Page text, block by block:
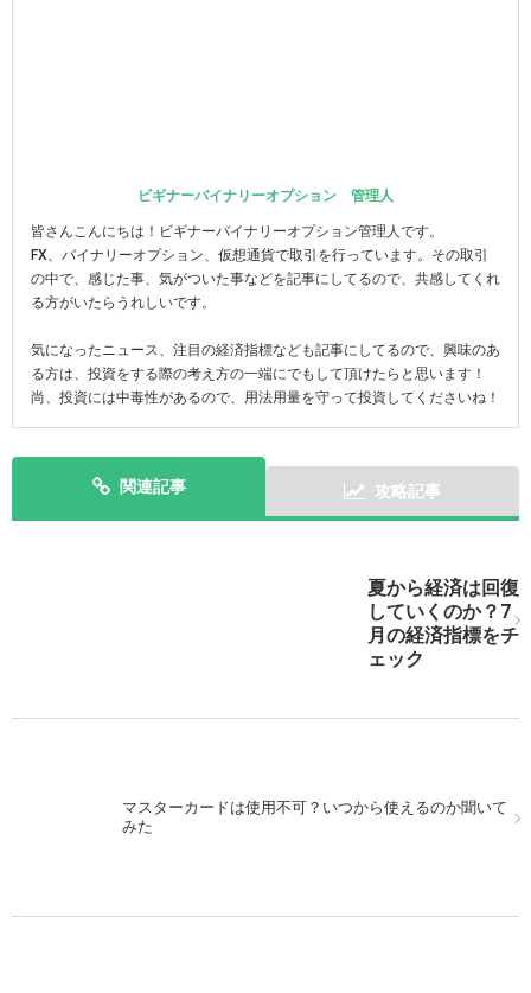
ビギナーバイナリーオプション 管理人
皆さんこんにちは！ビギナーバイナリーオプション管理人です。
FX、バイナリーオプション、仮想通貨で取引を行っています。その取引
の中で、感じた事、気がついた事などを記事にしてるので、共感してくれ
る方がいたらうれしいです。
気になったニュース、注目の経済指標なども記事にしてるので、興味のあ
る方は、投資をする際の考え方の一端にでもして頂けたらと思います！
尚、投資には中毒性があるので、用法用量を守って投資してくださいね！
関連記事 攻略記事
夏から経済は回復
していくのか？7
月の経済指標をチ
ェック
マスターカードは使用不可？いつから使えるのか聞いて
みた